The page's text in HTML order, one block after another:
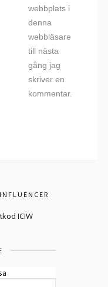
webbplats i
denna
webbläsare
till nästa
gång jag
skriver en
kommentar.